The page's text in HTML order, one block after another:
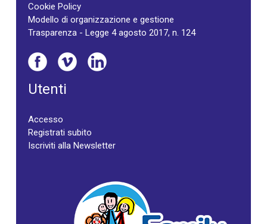
Cookie Policy
Modello di organizzazione e gestione
Trasparenza - Legge 4 agosto 2017, n. 124
Utenti
Accesso
Registrati subito
Iscriviti alla Newsletter